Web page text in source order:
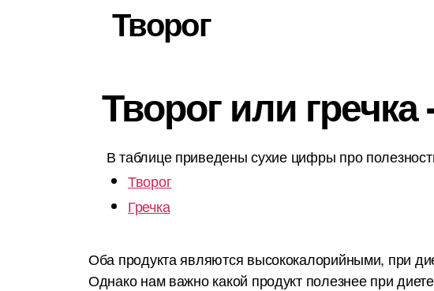
Творог
Творог или
В таблице приведены сухие цифры про
Творог
Гречка
Оба продукта являются высококалорийными, при
Однако нам важно какой продукт полезнее при